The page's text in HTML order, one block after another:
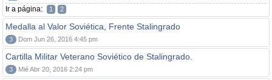
Ir a página: 1 2
Medalla al Valor Soviética, Frente Stalingrado
3 Dom Jun 26, 2016 4:45 pm
Cartilla Militar Veterano Soviético de Stalingrado.
3 Mié Abr 20, 2016 2:24 pm